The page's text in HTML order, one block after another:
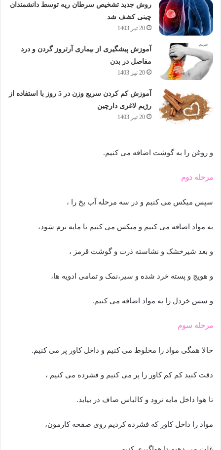
روش جدید تشخیص سرطان ریه توسط دانشمندان
چینی کشف شد
20 تیر 1403
آموزش پیشگیری از بیماری آرتروز گردن و درد
مفاصل در بدن
20 تیر 1403
آموزش کم کردن سریع وزن در 5 روز با استفاده از
رژیم لاغری دارچین
20 تیر 1403
و روغن را به گوشت اضافه می کنیم.
مرحله دوم
سپس میکس می کنیم و در سه مرحله آب یخ را ،
به مواد اضافه می کنیم و میکس می کنیم تا مایه نرم شود،
و بعد شیرخشک و نشاسته ذرت و گوشت قرمز ،
و هویج و پسته خرد شده و سیر،نمک و تمامی ادویه ها،
و سس خردل را به مواد اضافه می کنیم.
مرحله سوم
حالا همگی مواد را مخلوط می کنیم و داخل کاور پر می کنیم.
دقت کنید کم کم کاور را پر می کنیم و فشرده می کنیم ،
تا هوا داخل مایه نرود و کالباس صاف در بیاید.
مواد را داخل کاور که فشرده کردیم روی صفحه کارمون،